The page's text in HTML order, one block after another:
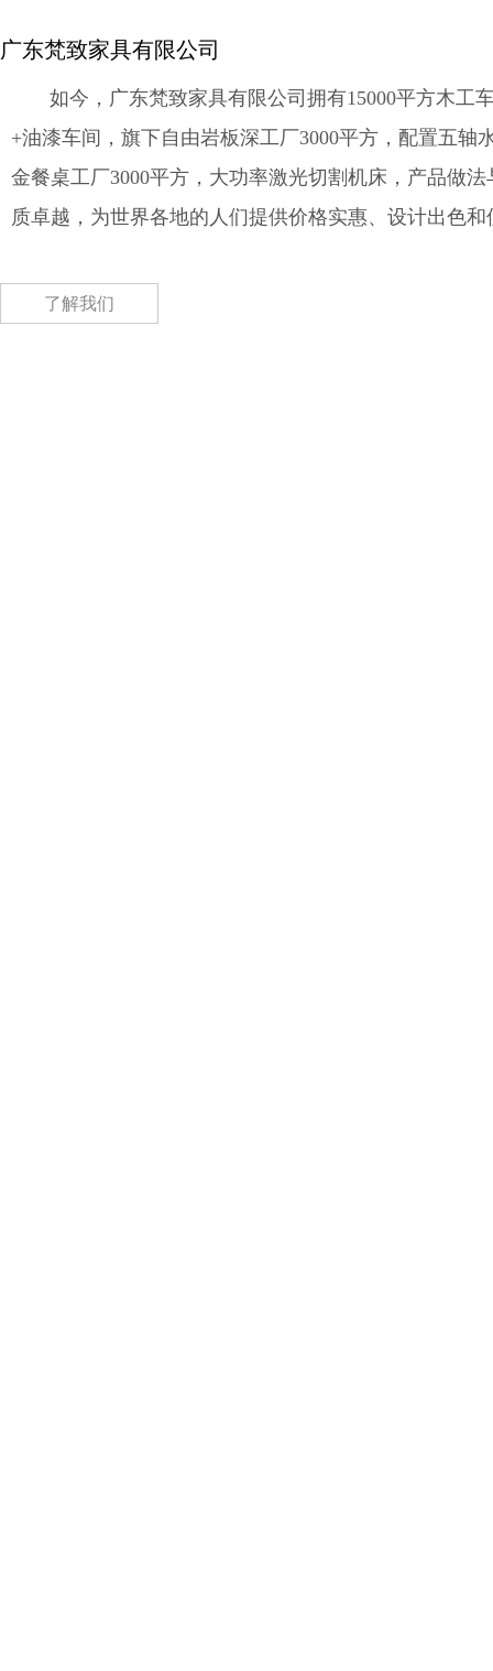
广东梵致家具有限公司
如今，广东梵致家具有限公司拥有15000平方木工
+油漆车间，旗下自由岩板深工厂3000平方，配置五轴
金餐桌工厂3000平方，大功率激光切割机床，产品做
质卓越，为世界各地的人们提供价格实惠、设计出色
了解我们